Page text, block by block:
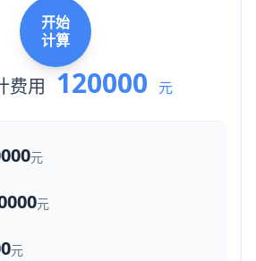
开始
计算
费用 120000 元
元
元
元